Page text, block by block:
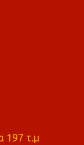
197 τ.μ